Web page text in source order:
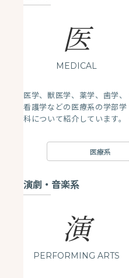
医
MEDICAL
医学、獣医学、薬学、歯学、
看護学などの医療系の学部学
科について紹介しています。
医療系
演劇・音楽系
演
PERFORMING ARTS